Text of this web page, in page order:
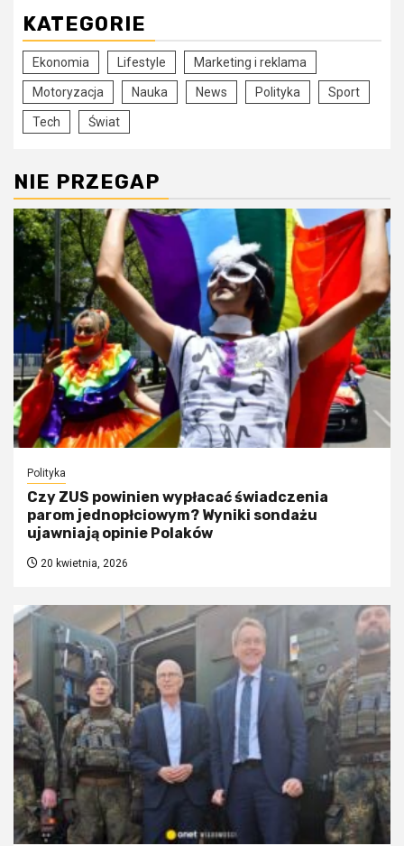
KATEGORIE
Ekonomia Lifestyle Marketing i reklama
Motoryzacja Nauka News Polityka Sport
Tech Świat
NIE PRZEGAP
Polityka
Czy ZUS powinien wypłacać świadczenia
parom jednopłciowym? Wyniki sondażu
ujawniają opinie Polaków
20 kwietnia, 2026